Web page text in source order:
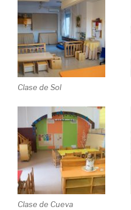
Clase de Sol
Clase de Cueva